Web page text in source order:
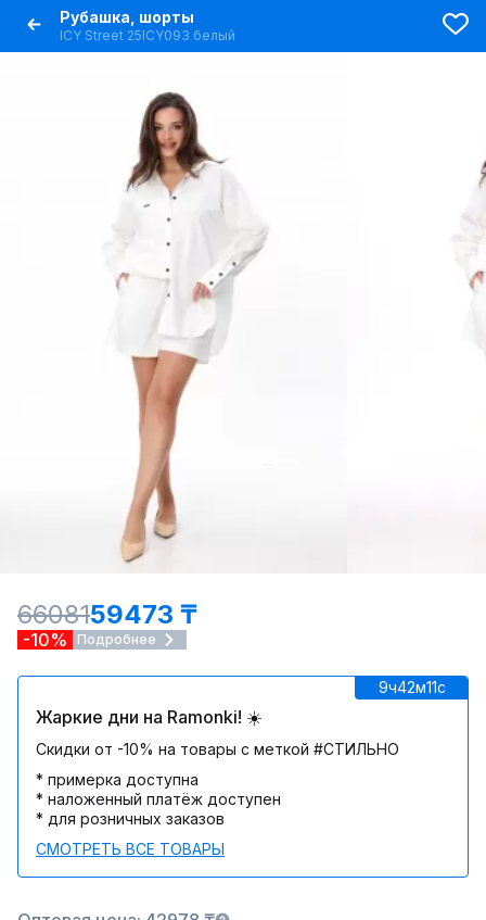
Рубашка, шорты
ICY Street 25ICY093 белый
6608159473 ₸
-10% Подробнее
9ч42м11c
Жаркие дни на Ramonki! ☀️
Скидки от -10% на товары с меткой #СТИЛЬНО
* примерка доступна
* наложенный платёж доступен
* для розничных заказов
СМОТРЕТЬ ВСЕ ТОВАРЫ